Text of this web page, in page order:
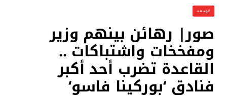
الهدهد
صور| رهائن بينهم وزير
ومفخخات واشتباكات ..
القاعدة تضرب أحد أكبر
فنادق ‘بوركينا فاسو‘